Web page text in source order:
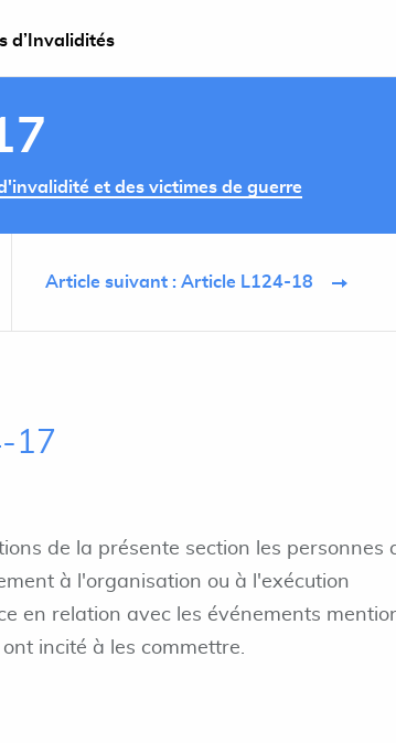
d’Invalidités
et des victimes de guerre
Article suivant : Article L124-18
17
de la présente section les personnes
à l'organisation ou à l'exécution
en relation avec les événements
incité à les commettre.